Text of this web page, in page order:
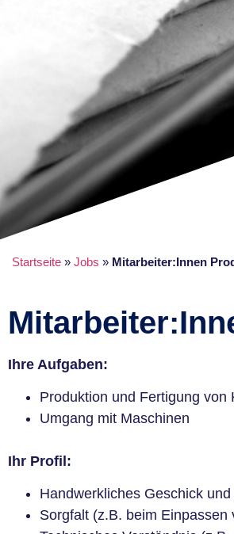
Startseite » Jobs » Mitarbeiter:Innen
Ihre Aufgaben:
Produktion und Fertigung von
Umgang mit Maschinen
Ihr Profil:
Handwerkliches Geschick
Sorgfalt (z.B. beim Einpassen